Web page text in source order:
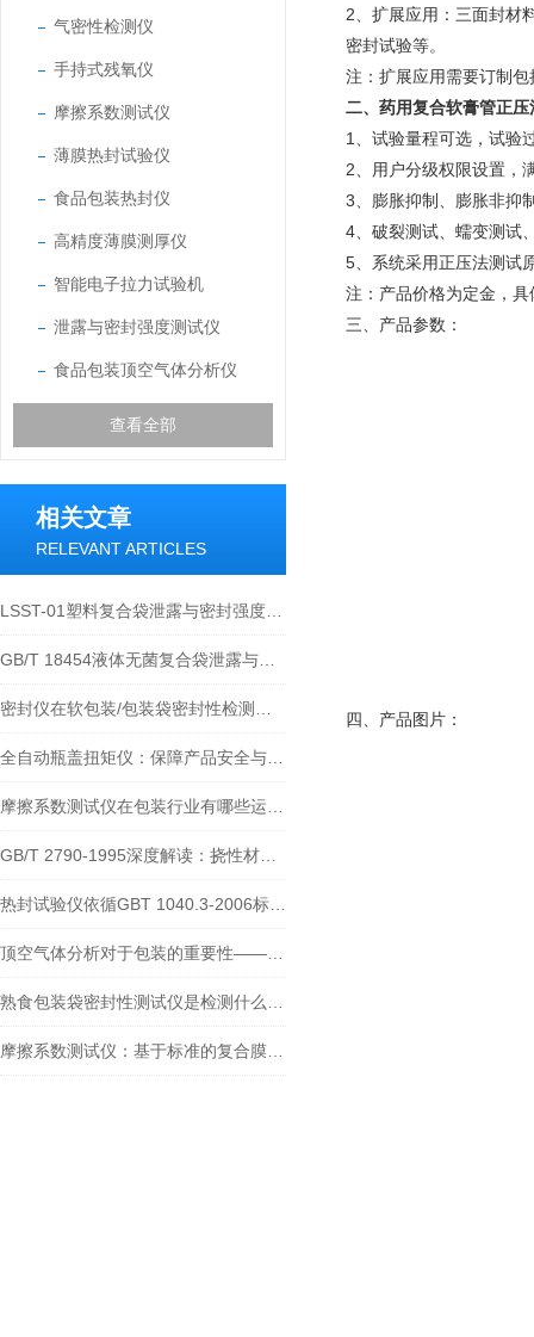
气密性检测仪
手持式残氧仪
摩擦系数测试仪
薄膜热封试验仪
食品包装热封仪
高精度薄膜测厚仪
智能电子拉力试验机
泄露与密封强度测试仪
食品包装顶空气体分析仪
查看全部
相关文章
RELEVANT ARTICLES
2、扩展应用：三面封材
密封试验等。
注：扩展应用需要订制
二、药用复合软膏管正
1、试验量程可选，试验
2、用户分级权限设置，
3、膨胀抑制、膨胀非抑
4、破裂测试、蠕变测试
5、系统采用正压法测试
注：产品价格为定金，
三、产品参数：
四、产品图片：